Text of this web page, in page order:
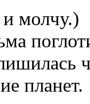
молчу.)
планет.